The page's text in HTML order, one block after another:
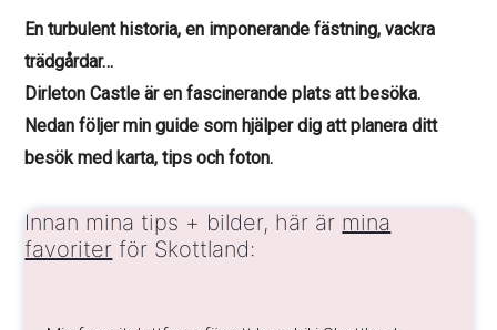
En turbulent historia, en imponerande fästning, vackra
trädgårdar…
Dirleton Castle är en fascinerande plats att besöka.
Nedan följer min guide som hjälper dig att planera ditt
besök med karta, tips och foton.
Innan mina tips + bilder, här är mina
favoriter för Skottland: